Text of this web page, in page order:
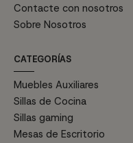
Contacte con nosotros
Sobre Nosotros
CATEGORÍAS
Muebles Auxiliares
Sillas de Cocina
Sillas gaming
Mesas de Escritorio